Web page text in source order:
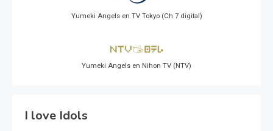
Yumeki Angels en TV Tokyo (Ch 7 digital)
Yumeki Angels en Nihon TV (NTV)
I love Idols